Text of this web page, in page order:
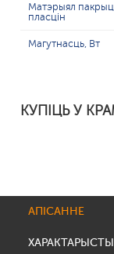
Матэрыял
пласцін
Магутнасць, Вт
КУПІЦЬ У
АПІСАННЕ